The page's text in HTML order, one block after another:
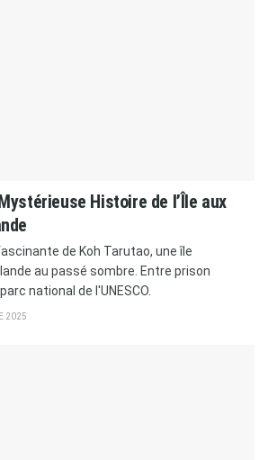
Histoire de l’Île aux
de Koh Tarutao, une île
au passé sombre. Entre prison
national de l'UNESCO.
2025